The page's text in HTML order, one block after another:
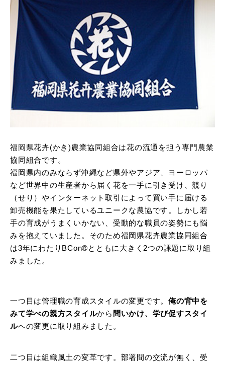
福岡県花卉(かき)農業協同組合は花の流通を担う専門農業
協同組合です。
福岡県内のみならず沖縄など県外やアジア、ヨーロッパ
など世界中の生産者から届く花を一手に引き受け、競り
（せり）やインターネット取引によって買い手に届ける
卸売機能を果たしているユニークな農協です。しかし若
手の育成がうまくいかない、受動的な職員の姿勢にも悩
みを抱えていました。そのため福岡県花卉農業協同組合
は3年にわたりBCon®とともに大きく2つの課題に取り組
みました。
一つ目は管理職の育成スタイルの変更です。 俺の背中を
みて学べの親方スタイルから 問いかけ、学び促すスタイ
ルへの変更に取り組みました。
二つ目は組織風土の変革です。部署間の交流が無く、受